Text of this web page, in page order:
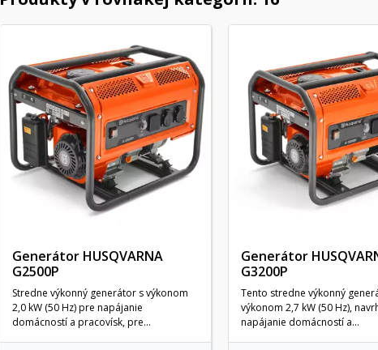
Generátor HUSQVARNA
G2500P
Stredne výkonný generátor s výkonom
2,0 kW (50 Hz) pre napájanie
domácností a pracovísk, pre...
Generátor
G3200P
Tento stredne výkonný
výkonom 2,7 kW (50 Hz),
napájanie domácností a...